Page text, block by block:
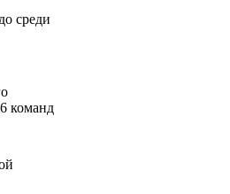
среди
команд